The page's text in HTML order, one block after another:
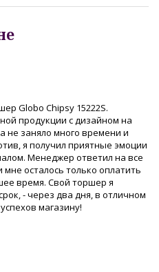
Globo Chipsy 15222S.
продукции с дизайном на
не заняло много времени и
я получил приятные эмоции
Менеджер ответил на все
осталось только оплатить
время. Свой торшер я
- через два дня, в отличном
магазину!